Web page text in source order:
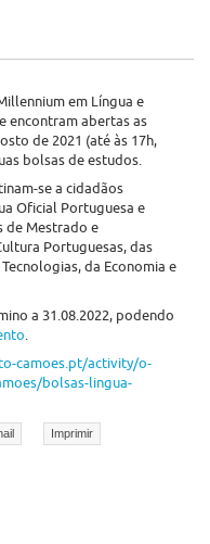
em Língua e
encontram abertas as
de 2021 (até às 17h,
bolsas de estudos.
se a cidadãos
Oficial Portuguesa e
de Mestrado e
Portuguesas, das
da Economia e
a 31.08.2022, podendo
camoes.pt/activity/o-
bolsas-lingua-
Imprimir